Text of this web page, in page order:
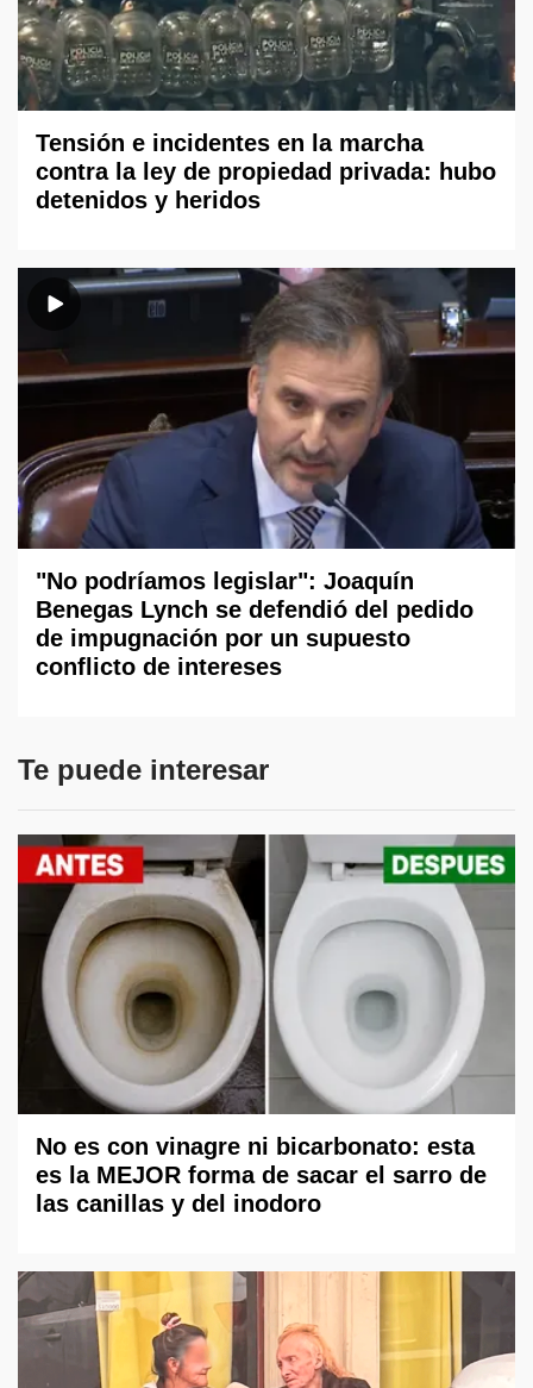
Tensión e incidentes en la marcha
contra la ley de propiedad privada: hubo
detenidos y heridos
"No podríamos legislar": Joaquín
Benegas Lynch se defendió del pedido
de impugnación por un supuesto
conflicto de intereses
Te puede interesar
No es con vinagre ni bicarbonato: esta
es la MEJOR forma de sacar el sarro de
las canillas y del inodoro